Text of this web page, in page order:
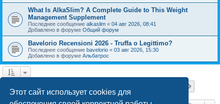
Этот сайт использует cookies для
What Is AlkaSlim? A Complete Guide to This Weight
Management Supplement
Последнее сообщение alkaslim « 04 авг 2026, 08:41
Добавлено в форуме Общий форум
Bavelorio Recensioni 2026 - Truffa o Legittimo?
Последнее сообщение bavelorio « 03 авг 2026, 15:30
Добавлено в форуме Альбатрос